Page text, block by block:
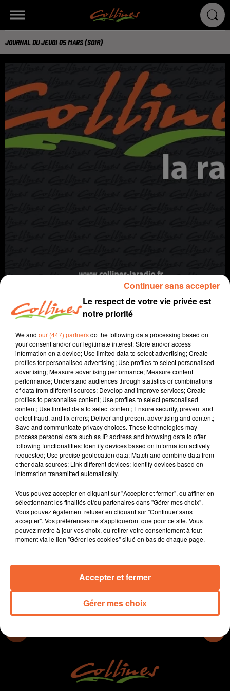
JOURNAL DU JEUDI 05 MARS (SOIR)
info
5 mars 2026 - 13 min 58 sec
JOURNAL DU JEUDI 05 MARS (SOIR)
Fabien Gazeau
L'info près de chez vous
Présenté par Fabien Gazeau
- La CGT monte au créneau sur le dossier de la
Protection de l'enfance en Deux-Sèvres
- Niort Rugby Club : La CCI 79 appelle à la mobilisation
des décideurs économiques
- Le transport solidaire est toujours en progression sur
- Les droits des femmes seront défendus sur deux
jours à Thouars les 7 et 8 mars
- " Bien informés, bien connectés", c'est le thème du 3e "
Forum Senior " du CSC du Pays Mauléonais
Le respect de votre vie privée est
notre priorité
We and our (447) partnersdo the following data processing based on
your consent and/or our legitimate interest: Store and/or access
information on a device; Use limited data to select advertising; Create
profiles for personalised advertising; Use profiles to select personalised
advertising; Measure advertising performance; Measure content
performance; Understand audiences through statistics or combinations
of data from different sources; Develop and improve services; Create
profiles to personalise content; Use profiles to select personalised
content; Use limited data to select content; Ensure security, prevent and
detect fraud, and fix errors; Deliver and present advertising and content;
Save and communicate privacy choices. These technologies may
process personal data such as IP address and browsing data to offer
following functionalities: Identify devices based on information actively
requested; Use precise geolocation data; Match and combine data from
other data sources; Link different devices; Identify devices based on
information transmitted automatically.
Vous pouvez accepter en cliquant sur "Accepter et fermer", ou affiner en
sélectionnant les finalités et/ou partenaires dans "Gérer mes choix".
Vous pouvez également refuser en cliquant sur "Continuer sans
accepter". Vos préférences ne s'appliqueront que pour ce site. Vous
pouvez mettre à jour vos choix, ou retirer votre consentement à tout
moment via le lien "Gérer les cookies" situé en bas de chaque page.
Gérer mes choix
Accepter et fermer
Continuer sans accepter